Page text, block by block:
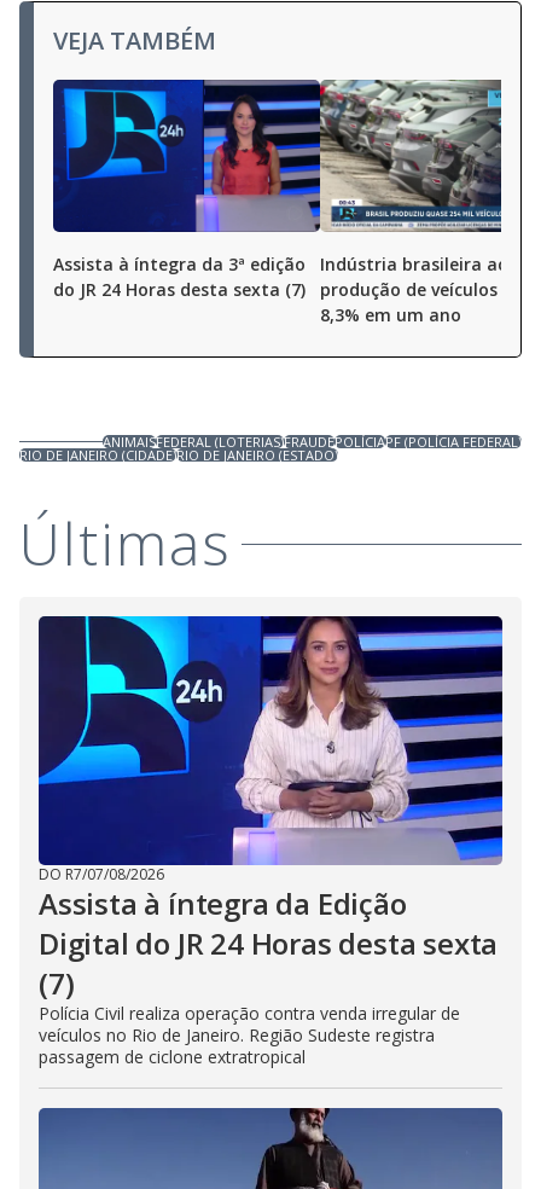
VEJA TAMBÉM
Assista à íntegra da 3ª edição
do JR 24 Horas desta sexta (7)
Indústria brasileira
produção de veículos
8,3% em um ano
ANIMAISFEDERAL (LOTERIAS)FRAUDEPOLÍCIAPF (POLÍCIA FEDERAL)
RIO DE JANEIRO (CIDADE)RIO DE JANEIRO (ESTADO)
Últimas
DO R7/07/08/2026
Assista à íntegra da Edição
Digital do JR 24 Horas desta sexta
(7)
Polícia Civil realiza operação contra venda irregular de
veículos no Rio de Janeiro. Região Sudeste registra
passagem de ciclone extratropical